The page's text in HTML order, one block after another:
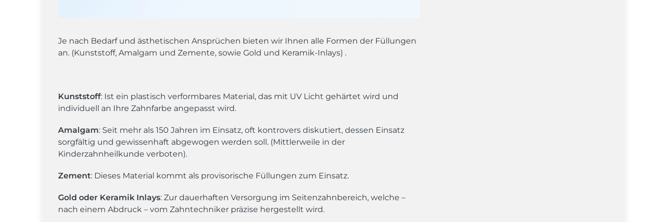
Je nach Bedarf und ästhetischen Ansprüchen bieten wir Ihnen alle Formen der Füllungen
an. (Kunststoff, Amalgam und Zemente, sowie Gold und Keramik-Inlays) .
Kunststoff: Ist ein plastisch verformbares Material, das mit UV Licht gehärtet wird und
individuell an Ihre Zahnfarbe angepasst wird.
Amalgam: Seit mehr als 150 Jahren im Einsatz, oft kontrovers diskutiert, dessen Einsatz
sorgfältig und gewissenhaft abgewogen werden soll. (Mittlerweile in der
Kinderzahnheilkunde verboten).
Zement: Dieses Material kommt als provisorische Füllungen zum Einsatz.
Gold oder Keramik Inlays: Zur dauerhaften Versorgung im Seitenzahnbereich, welche –
nach einem Abdruck – vom Zahntechniker präzise hergestellt wird.